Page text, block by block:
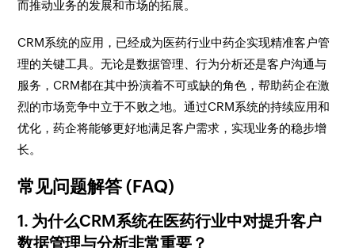
而推动业务的发展和市场的拓展。
CRM系统的应用，已经成为医药行业中药企实现精准客户管
理的关键工具。无论是数据管理、行为分析还是客户沟通与
服务，CRM都在其中扮演着不可或缺的角色，帮助药企在激
烈的市场竞争中立于不败之地。通过CRM系统的持续应用和
优化，药企将能够更好地满足客户需求，实现业务的稳步增
长。
常见问题解答 (FAQ)
1. 为什么CRM系统在医药行业中对提升客户
数据管理与分析非常重要？